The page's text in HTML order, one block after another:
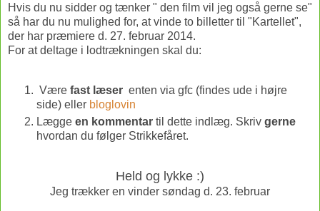
Hvis du nu sidder og tænker " den film vil jeg også gerne se"
så har du nu mulighed for, at vinde to billetter til "Kartellet",
der har præmiere d. 27. februar 2014.
For at deltage i lodtrækningen skal du:
Være fast læser enten via gfc (findes ude i højre
side) eller bloglovin
Lægge en kommentar til dette indlæg. Skriv gerne
hvordan du følger Strikkefåret.
Held og lykke :)
Jeg trækker en vinder søndag d. 23. februar